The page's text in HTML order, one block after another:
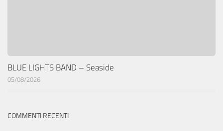
BLUE LIGHTS BAND – Seaside
05/08/2026
COMMENTI RECENTI